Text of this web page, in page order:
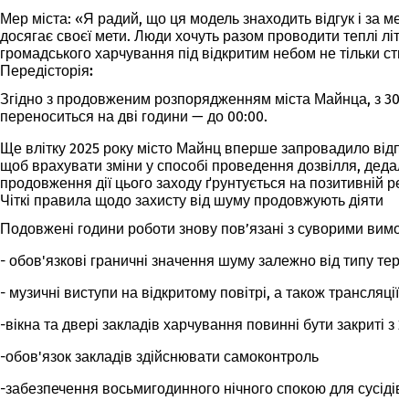
Мер міста: «Я радий, що ця модель знаходить відгук і за
досягає своєї мети. Люди хочуть разом проводити теплі
громадського харчування під відкритим небом не тільки
Передісторія:
Згідно з продовженим розпорядженням міста Майнца, з
переноситься на дві години — до 00:00.
Ще влітку 2025 року місто Майнц вперше запровадило
щоб врахувати зміни у способі проведення дозвілля,
продовження дії цього заходу ґрунтується на позитивній
Чіткі правила щодо захисту від шуму продовжують діяти
Подовжені години роботи знову пов’язані з суворими
- обов'язкові граничні значення шуму залежно від типу
- музичні виступи на відкритому повітрі, а також
-вікна та двері закладів харчування повинні бути закриті з
-обов'язок закладів здійснювати самоконтроль
-забезпечення восьмигодинного нічного спокою для